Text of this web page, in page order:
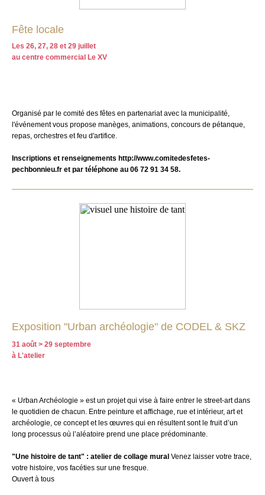
Fête locale
Les 26, 27, 28 et 29 juillet
au centre commercial Le XV
Organisé par le comité des fêtes en partenariat avec la municipalité,
l'événement vous propose manèges, animations, concours de pétanque,
repas, orchestres et feu d'artifice.
Inscriptions et renseignements http://www.comitedesfetes-
pechbonnieu.fr et par téléphone au 06 72 91 34 58.
Exposition "Urban archéologie" de CODEL & SKZ
31 août > 29 septembre
à L'atelier
« Urban Archéologie » est un projet qui vise à faire entrer le street-art dans
le quotidien de chacun. Entre peinture et affichage, rue et intérieur, art et
archéologie, ce concept et les œuvres qui en résultent sont le fruit d’un
long processus où l’aléatoire prend une place prédominante.
"Une histoire de tant" : atelier de collage mural Venez laisser votre trace,
votre histoire, vos facéties sur une fresque.
Ouvert à tous